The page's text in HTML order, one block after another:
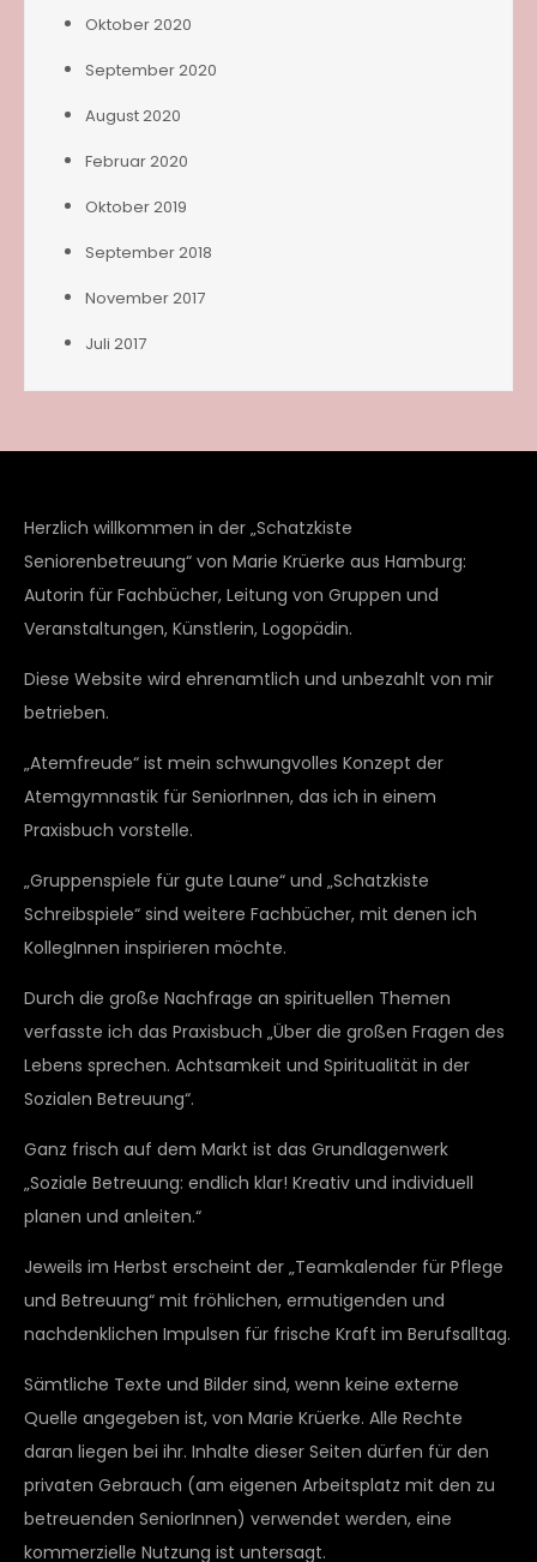
Oktober 2020
September 2020
August 2020
Februar 2020
Oktober 2019
September 2018
November 2017
Juli 2017
Herzlich willkommen in der „Schatzkiste
Seniorenbetreuung“ von Marie Krüerke aus Hamburg:
Autorin für Fachbücher, Leitung von Gruppen und
Veranstaltungen, Künstlerin, Logopädin.
Diese Website wird ehrenamtlich und unbezahlt von mir
betrieben.
„Atemfreude“ ist mein schwungvolles Konzept der
Atemgymnastik für SeniorInnen, das ich in einem
Praxisbuch vorstelle.
„Gruppenspiele für gute Laune“ und „Schatzkiste
Schreibspiele“ sind weitere Fachbücher, mit denen ich
KollegInnen inspirieren möchte.
Durch die große Nachfrage an spirituellen Themen
verfasste ich das Praxisbuch „Über die großen Fragen des
Lebens sprechen. Achtsamkeit und Spiritualität in der
Sozialen Betreuung“.
Ganz frisch auf dem Markt ist das Grundlagenwerk
„Soziale Betreuung: endlich klar! Kreativ und individuell
planen und anleiten.“
Jeweils im Herbst erscheint der „Teamkalender für Pflege
und Betreuung“ mit fröhlichen, ermutigenden und
nachdenklichen Impulsen für frische Kraft im Berufsalltag.
Sämtliche Texte und Bilder sind, wenn keine externe
Quelle angegeben ist, von Marie Krüerke. Alle Rechte
daran liegen bei ihr. Inhalte dieser Seiten dürfen für den
privaten Gebrauch (am eigenen Arbeitsplatz mit den zu
betreuenden SeniorInnen) verwendet werden, eine
kommerzielle Nutzung ist untersagt.